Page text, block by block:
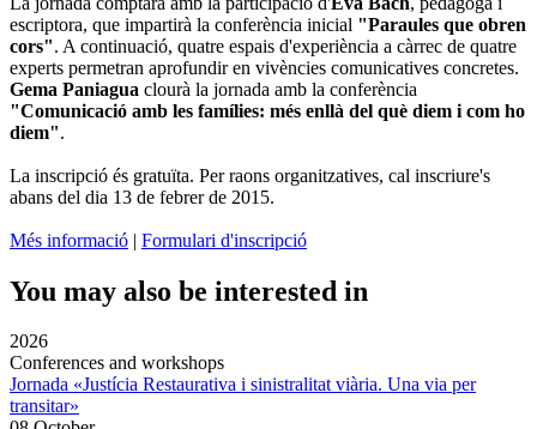
escriptora, que impartirà la conferència inicial "Paraules que obren
cors". A continuació, quatre espais d'experiència a càrrec de quatre
experts permetran aprofundir en vivències comunicatives concretes.
Gema Paniagua clourà la jornada amb la conferència
"Comunicació amb les famílies: més enllà del què diem i com ho
diem".
La inscripció és gratuïta. Per raons organitzatives, cal inscriure's
abans del dia 13 de febrer de 2015.
Més informació | Formulari d'inscripció
You may also be interested in
2026
Conferences and workshops
Jornada «Justícia Restaurativa i sinistralitat viària. Una via per
transitar»